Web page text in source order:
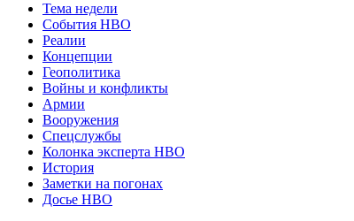
Тема недели
События НВО
Реалии
Концепции
Геополитика
Войны и конфликты
Армии
Вооружения
Спецслужбы
Колонка эксперта НВО
История
Заметки на погонах
Досье НВО